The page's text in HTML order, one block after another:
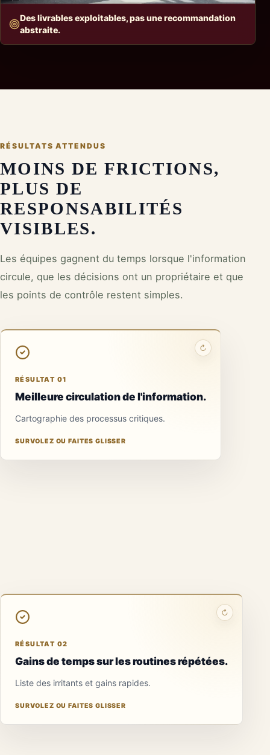
Des livrables exploitables, pas une recommandation
abstraite.
RÉSULTATS ATTENDUS
MOINS DE FRICTIONS,
PLUS DE
RESPONSABILITÉS
VISIBLES.
Les équipes gagnent du temps lorsque l'information
circule, que les décisions ont un propriétaire et que
les points de contrôle restent simples.
↻
RÉSULTAT 01
Meilleure circulation de l'information.
Cartographie des processus critiques.
SURVOLEZ OU FAITES GLISSER
↻
RÉSULTAT 02
Gains de temps sur les routines répétées.
Liste des irritants et gains rapides.
SURVOLEZ OU FAITES GLISSER